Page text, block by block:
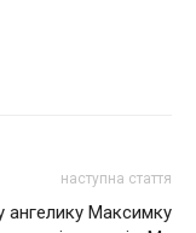
наступна стаття
Максимку